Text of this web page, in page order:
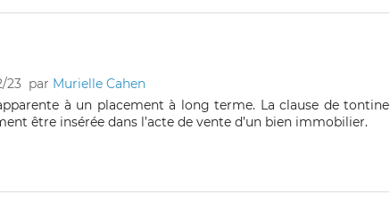
23 par Murielle Cahen
à un placement à long terme. La clause de tontine
être insérée dans l’acte de vente d’un bien immobilier.